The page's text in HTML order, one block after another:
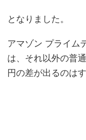
となりました。
アマゾン プライム
は、それ以外の普
円の差が出るのは